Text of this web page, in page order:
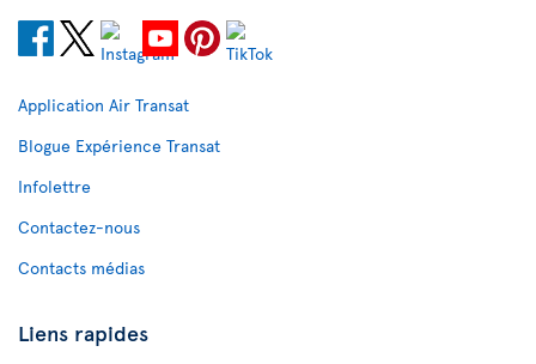
Application Air Transat
Blogue Expérience Transat
Infolettre
Contactez-nous
Contacts médias
Liens rapides